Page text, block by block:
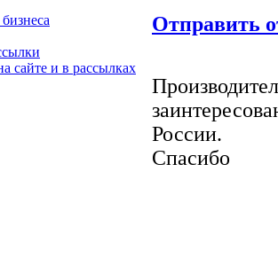
сайте и в рассылках
Отправить
России.
Спасибо